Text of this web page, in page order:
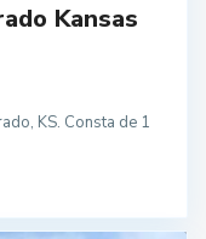
Kansas
KS. Consta de 1